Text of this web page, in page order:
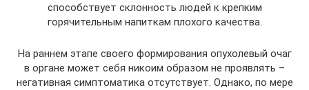
способствует склонность людей к крепким
горячительным напиткам плохого качества.
На раннем этапе своего формирования опухолевый очаг
в органе может себя никоим образом не проявлять –
негативная симптоматика отсутствует. Однако, по мере